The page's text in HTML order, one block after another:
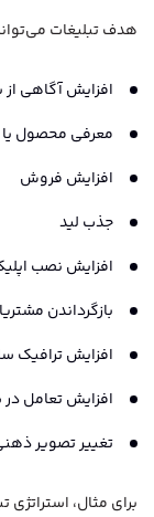
هدف تبلیغات
افزایش آگاهی از
معرفی محصول
افزایش فروش
جذب لید
افزایش نصب
بازگرداندن
افزایش ترافیک
افزایش تعامل
تغییر تصویر
برای مثال، استراتژی